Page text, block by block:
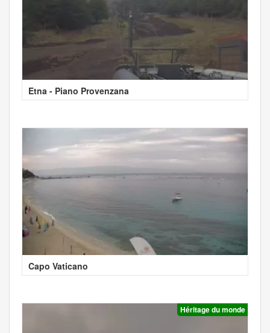
Etna - Piano Provenzana
Capo Vaticano
Héritage du monde